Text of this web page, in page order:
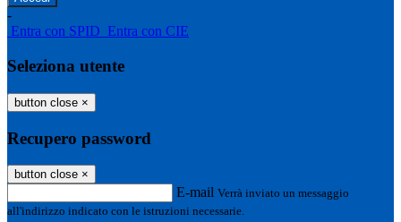
-
Entra con SPID Entra con CIE
Seleziona utente
button close ×
Recupero password
button close ×
E-mail Verrà inviato un messaggio
all'indirizzo indicato con le istruzioni necessarie.